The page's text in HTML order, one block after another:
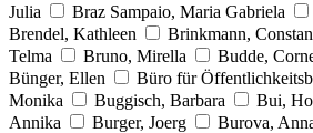
Julia
Braz Sampaio, Maria Gabriela
Brendel, Kathleen
Brinkmann,
Telma
Bruno, Mirella Budde,
Bünger, Ellen
Büro für
Monika
Buggisch, Barbara Bui,
Annika
Burger, Joerg Burova,